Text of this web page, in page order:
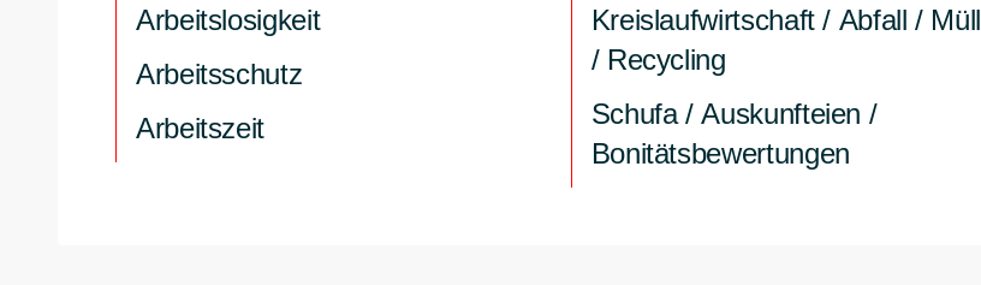
Arbeitslosigkeit
Arbeitsschutz
Arbeitszeit
Kreislaufwirtschaft / Abfall / Müll
/ Recycling
Schufa / Auskunfteien /
Bonitätsbewertungen